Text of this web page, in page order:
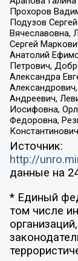
Прохоров
Подузов
Вячеславовна,
Сергей
Анатолий
Петрович,
Александра
Андреевич,
Иосифовна,
Федоровна,
Константинович
Источник:
http://
данные на
* Единый
том числе